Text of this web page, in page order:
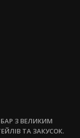
З ВЕЛИКИМ
ТА ЗАКУСОК.